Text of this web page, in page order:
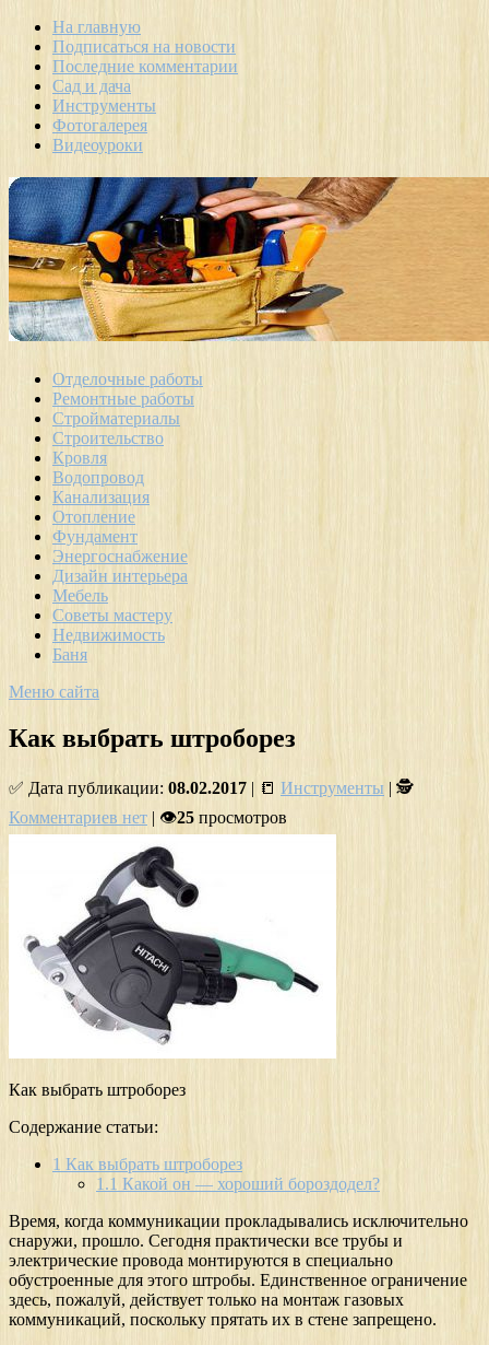
На главную
Подписаться на новости
Последние комментарии
Сад и дача
Инструменты
Фотогалерея
Видеоуроки
Отделочные работы
Ремонтные работы
Стройматериалы
Строительство
Кровля
Водопровод
Канализация
Отопление
Фундамент
Энергоснабжение
Дизайн интерьера
Мебель
Советы мастеру
Недвижимость
Баня
Меню сайта
Как выбрать штроборез
✅ Дата публикации: 08.02.2017 | 📒 Инструменты | 🕵
Комментариев нет | 👁25 просмотров
Как выбрать штроборез
Содержание статьи:
1 Как выбрать штроборез
1.1 Какой он — хороший бороздодел?
Время, когда коммуникации прокладывались исключительно
снаружи, прошло. Сегодня практически все трубы и
электрические провода монтируются в специально
обустроенные для этого штробы. Единственное ограничение
здесь, пожалуй, действует только на монтаж газовых
коммуникаций, поскольку прятать их в стене запрещено.